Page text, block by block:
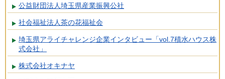
公益財団法人埼玉県産業振興公社
社会福祉法人茶の花福祉会
埼玉県アライチャレンジ企業インタビュー「vol.7積水ハウス株
式会社」
株式会社オキナヤ